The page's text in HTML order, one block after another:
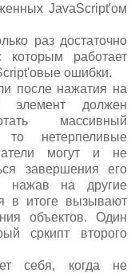
JavaScript'ом
раз достаточно
которым работает
ошибки.
после нажатия на
элемент должен
массивный
то нетерпеливые
могут и не
завершения его
нажав на другие
в итоге вызывают
объектов. Один
сркипт второго
себя, когда не